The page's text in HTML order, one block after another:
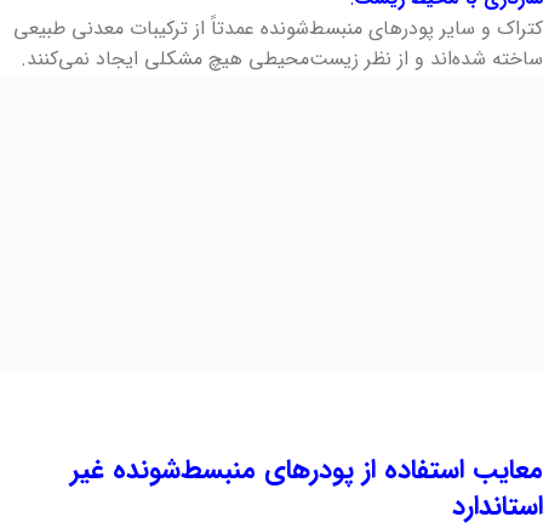
کتراک و سایر پودرهای منبسط‌شونده عمدتاً از ترکیبات معدنی طبیعی
ساخته شده‌اند و از نظر زیست‌محیطی هیچ مشکلی ایجاد نمی‌کنند.
معایب استفاده از پودرهای منبسط‌شونده غیر
استاندارد